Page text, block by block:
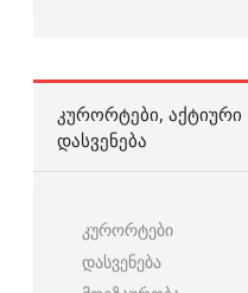
ᲙᲣᲠᲝᲠᲢᲔᲑᲘ, ᲐᲥᲢᲘᲣᲠᲘ
ᲓᲐᲡᲕᲔᲜᲔᲑᲐ
კურორტები
დასვენება